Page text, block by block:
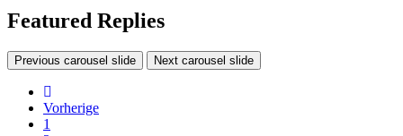
Featured Replies
Previous carousel slide Next carousel slide
Vorherige
1